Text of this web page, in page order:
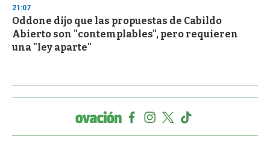
21:07
Oddone dijo que las propuestas de Cabildo
Abierto son "contemplables", pero requieren
una "ley aparte"